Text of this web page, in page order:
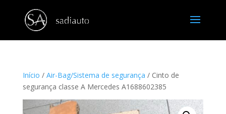
Início / Air-Bag/Sistema de segurança / Cinto de
segurança classe A Mercedes A1688602385